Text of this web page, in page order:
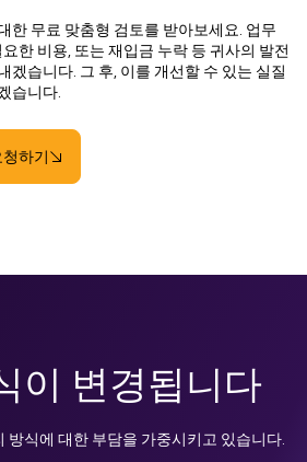
한 무료 맞춤형 검토를 받아보세요. 업무
한 비용, 또는 재입금 누락 등 귀사의 발전
겠습니다. 그 후, 이를 개선할 수 있는 실질
습니다.
하기
이 변경됩니다
방식에 대한 부담을 가중시키고 있습니다.